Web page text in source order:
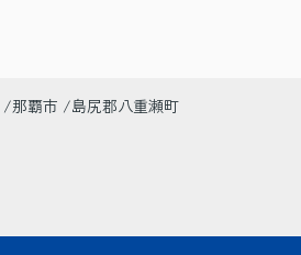
那覇市
島尻郡八重瀬町